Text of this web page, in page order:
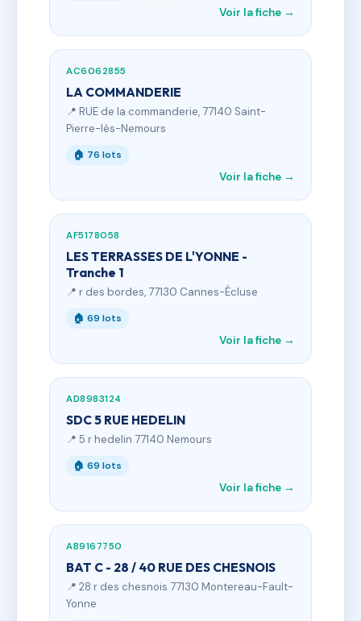
Voir la fiche →
AC6062855
LA COMMANDERIE
📍 RUE de la commanderie, 77140 Saint-
Pierre-lès-Nemours
🏠 76 lots
Voir la fiche →
AF5178058
LES TERRASSES DE L'YONNE -
Tranche 1
📍 r des bordes, 77130 Cannes-Écluse
🏠 69 lots
Voir la fiche →
AD8983124
SDC 5 RUE HEDELIN
📍 5 r hedelin 77140 Nemours
🏠 69 lots
Voir la fiche →
AB9167750
BAT C - 28 / 40 RUE DES CHESNOIS
📍 28 r des chesnois 77130 Montereau-Fault-
Yonne